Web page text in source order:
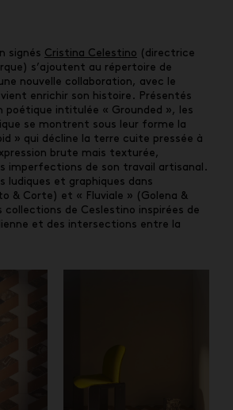
signés Cristina Celestino (directrice
s’ajoutent au répertoire de
nouvelle collaboration, avec le
enrichir son histoire. Présentés
poétique intitulée « Grounded », les
se montrent sous leur forme la
» qui décline la terre cuite pressée à
brute mais texturée,
imperfections de son travail artisanal.
ludiques et graphiques dans
& Corte) et « Fluviale » (Golena &
collections de Ceslestino inspirées de
et des intersections entre la